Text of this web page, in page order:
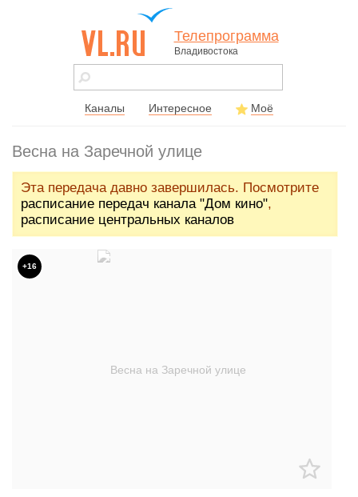
vl.ru - сайт
города
Телепрограмма
Владивостока
Каналы Интересное Моё
Весна на Заречной улице
Эта передача давно завершилась. Посмотрите
расписание передач канала "Дом кино",
расписание центральных каналов
+16